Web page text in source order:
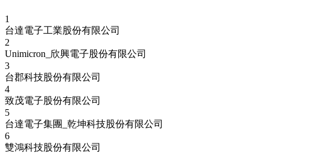
1
台達電子工業股份有限公司
2
Unimicron_欣興電子股份有限公司
3
台郡科技股份有限公司
4
致茂電子股份有限公司
5
台達電子集團_乾坤科技股份有限公司
6
雙鴻科技股份有限公司